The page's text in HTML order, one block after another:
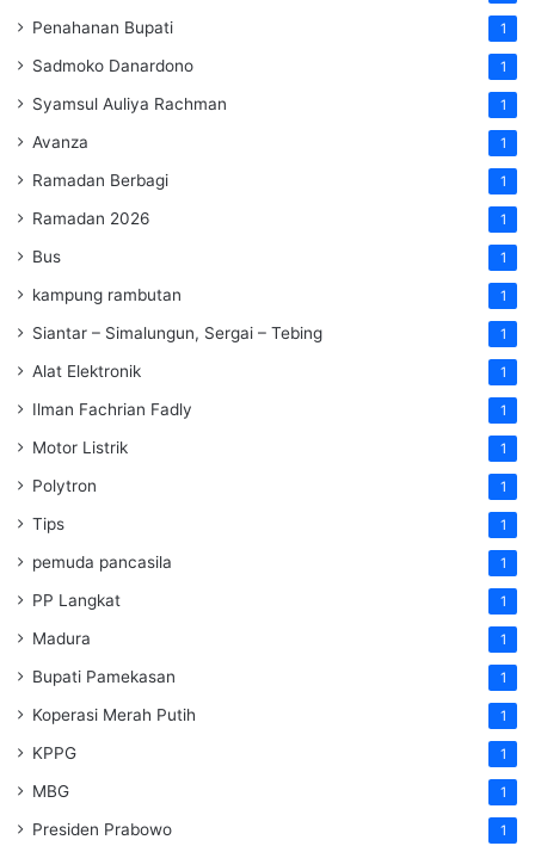
Penahanan Bupati 1
Sadmoko Danardono 1
Syamsul Auliya Rachman 1
Avanza 1
Ramadan Berbagi 1
Ramadan 2026 1
Bus 1
kampung rambutan 1
Siantar – Simalungun, Sergai – Tebing 1
Alat Elektronik 1
Ilman Fachrian Fadly 1
Motor Listrik 1
Polytron 1
Tips 1
pemuda pancasila 1
PP Langkat 1
Madura 1
Bupati Pamekasan 1
Koperasi Merah Putih 1
KPPG 1
MBG 1
Presiden Prabowo 1